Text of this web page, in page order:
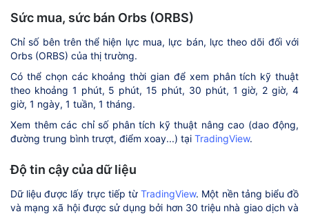
Sức mua, sức bán Orbs (ORBS)
Chỉ số bên trên thể hiện lực mua, lực bán, lực theo dõi đối với
Orbs (ORBS) của thị trường.
Có thể chọn các khoảng thời gian để xem phân tích kỹ thuật
theo khoảng 1 phút, 5 phút, 15 phút, 30 phút, 1 giờ, 2 giờ, 4
giờ, 1 ngày, 1 tuần, 1 tháng.
Xem thêm các chỉ số phân tích kỹ thuật nâng cao (dao động,
đường trung bình trượt, điểm xoay...) tại TradingView.
Độ tin cậy của dữ liệu
Dữ liệu được lấy trực tiếp từTradingView. Một nền tảng biểu đồ
và mạng xã hội được sử dụng bởi hơn 30 triệu nhà giao dịch và